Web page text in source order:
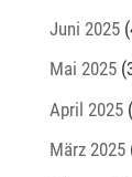
Juni 2025
Mai 2025
April 2025
März 2025